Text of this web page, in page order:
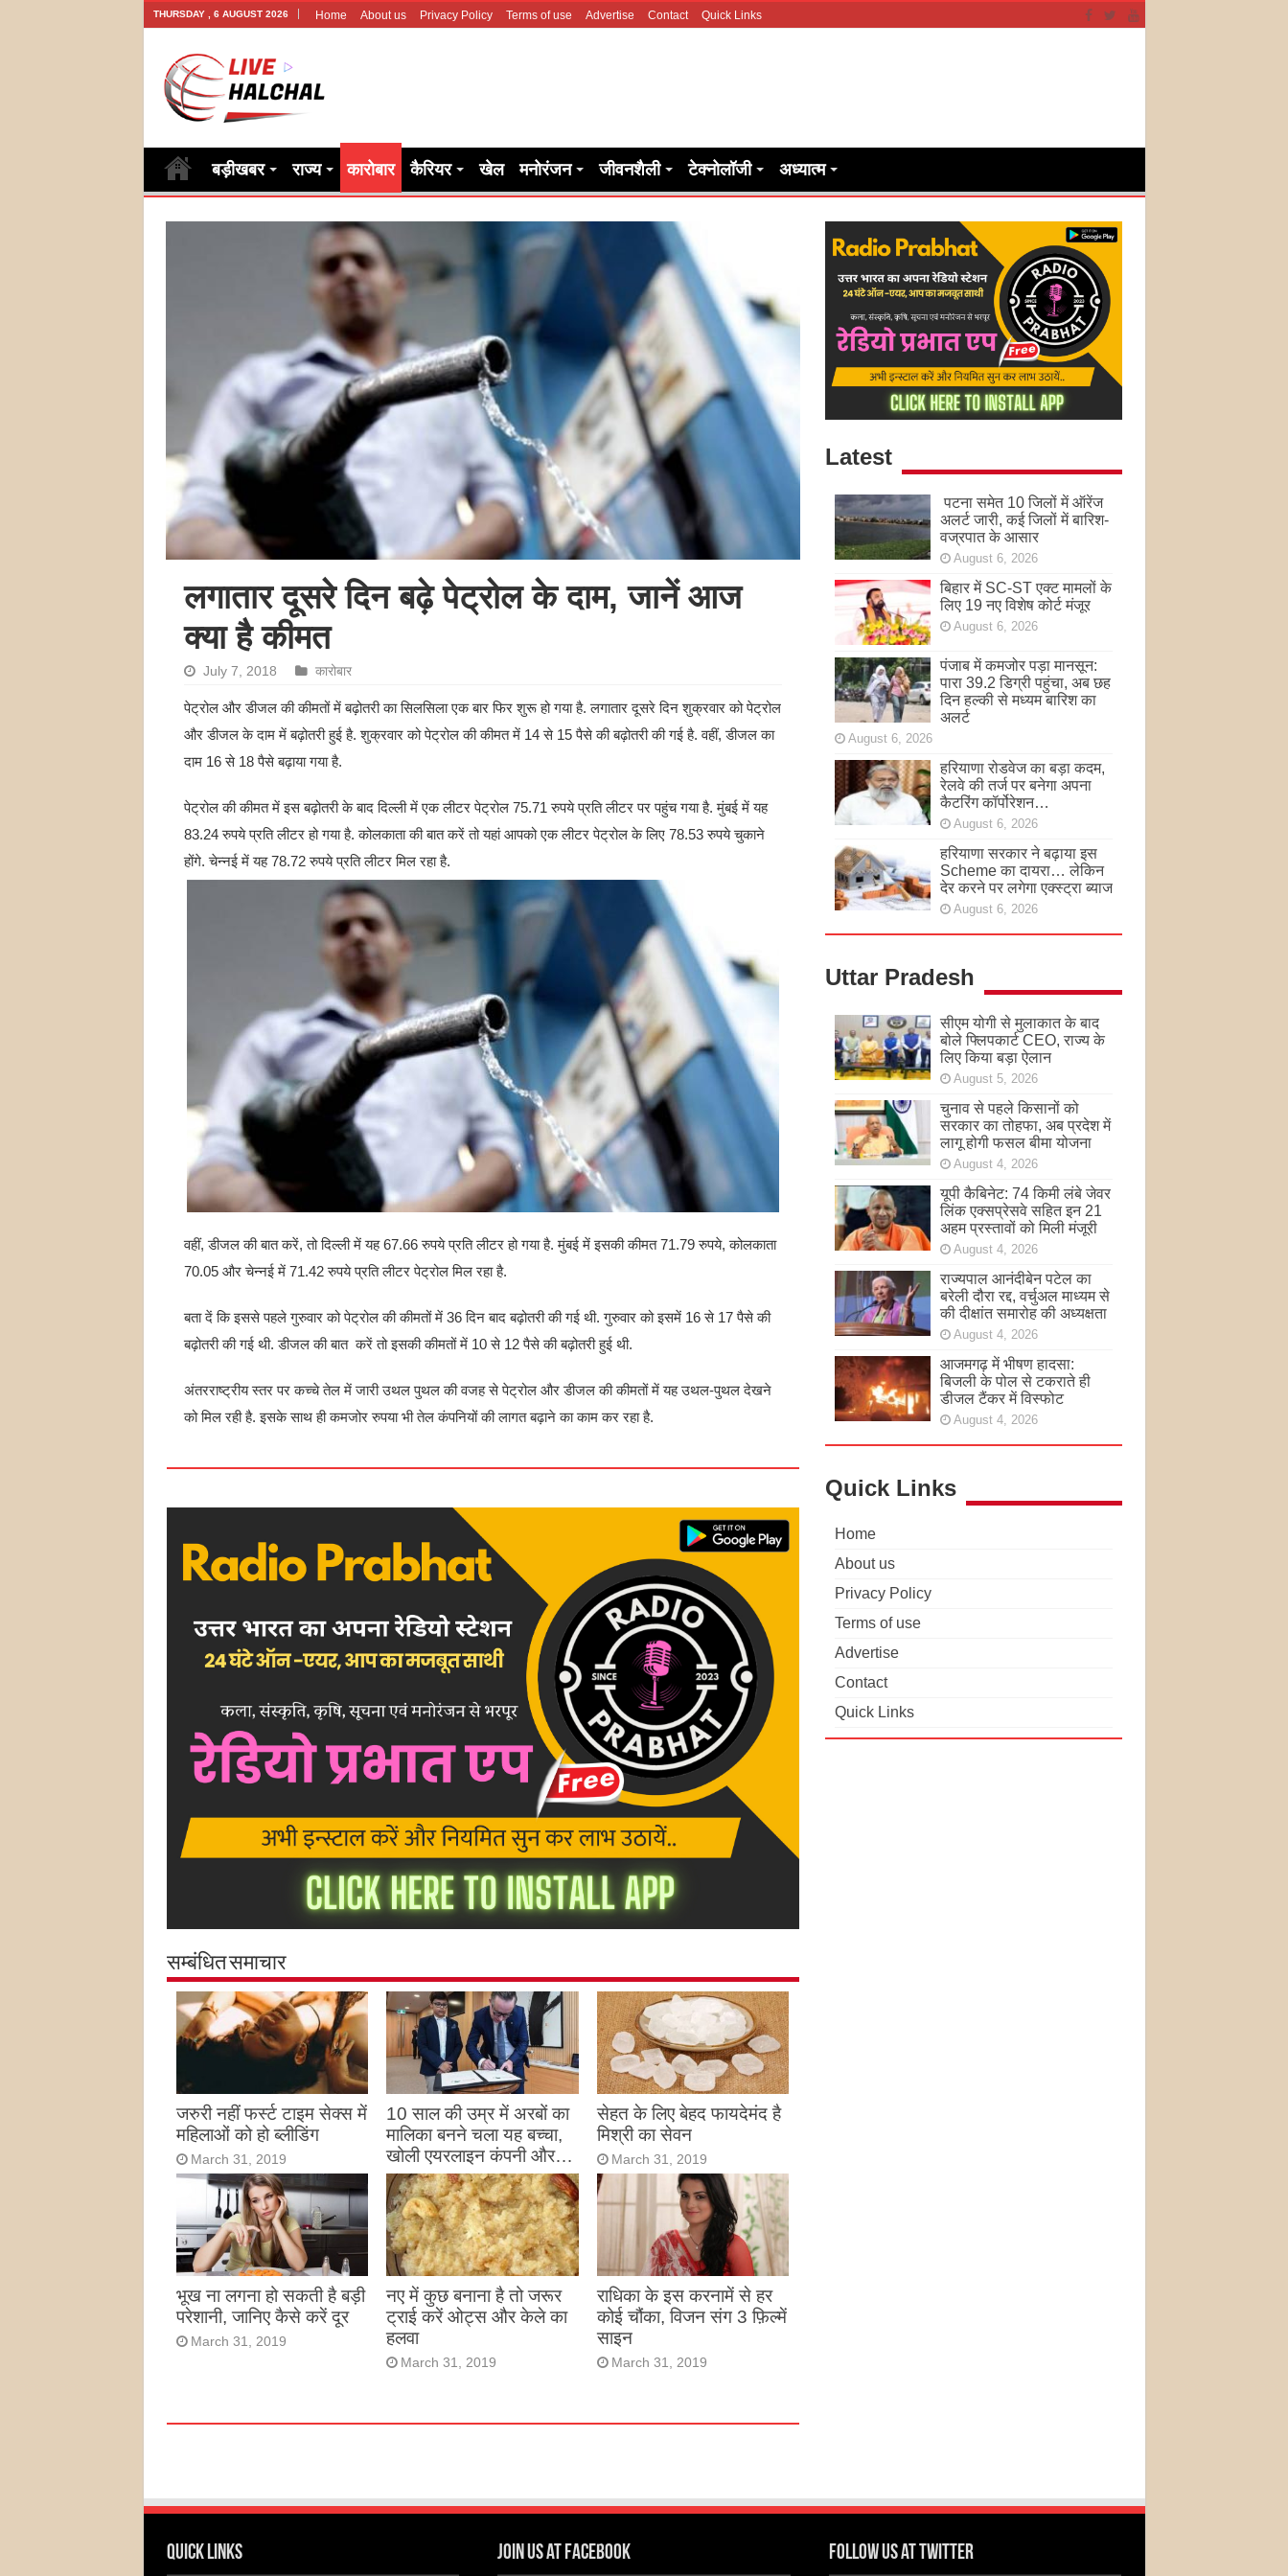
THURSDAY , 6 AUGUST 2026 Home About us Privacy Policy Terms of use Advertise Contact Quick Links
बड़ीखबर राज्य कारोबार कैरियर खेल मनोरंजन जीवनशैली टेक्नोलॉजी अध्यात्म
लगातार दूसरे दिन बढ़े पेट्रोल के दाम, जानें आज
क्या है कीमत
July 7, 2018 कारोबार
पेट्रोल और डीजल की कीमतों में बढ़ोतरी का सिलसिला एक बार फिर शुरू हो गया है. लगातार दूसरे दिन शुक्रवार को पेट्रोल
और डीजल के दाम में बढ़ोतरी हुई है. शुक्रवार को पेट्रोल की कीमत में 14 से 15 पैसे की बढ़ोतरी की गई है. वहीं, डीजल का
दाम 16 से 18 पैसे बढ़ाया गया है.
पेट्रोल की कीमत में इस बढ़ोतरी के बाद दिल्ली में एक लीटर पेट्रोल 75.71 रुपये प्रति लीटर पर पहुंच गया है. मुंबई में यह
83.24 रुपये प्रति लीटर हो गया है. कोलकाता की बात करें तो यहां आपको एक लीटर पेट्रोल के लिए 78.53 रुपये चुकाने
होंगे. चेन्नई में यह 78.72 रुपये प्रति लीटर मिल रहा है.
वहीं, डीजल की बात करें, तो दिल्ली में यह 67.66 रुपये प्रति लीटर हो गया है. मुंबई में इसकी कीमत 71.79 रुपये, कोलकाता
70.05 और चेन्नई में 71.42 रुपये प्रति लीटर पेट्रोल मिल रहा है.
बता दें कि इससे पहले गुरुवार को पेट्रोल की कीमतों में 36 दिन बाद बढ़ोतरी की गई थी. गुरुवार को इसमें 16 से 17 पैसे की
बढ़ोतरी की गई थी. डीजल की बात करें तो इसकी कीमतों में 10 से 12 पैसे की बढ़ोतरी हुई थी.
अंतरराष्ट्रीय स्तर पर कच्चे तेल में जारी उथल पुथल की वजह से पेट्रोल और डीजल की कीमतों में यह उथल-पु‍थल देखने
को मिल रही है. इसके साथ ही कमजोर रुपया भी तेल कंपनियों की लागत बढ़ाने का काम कर रहा है.
सम्बंधित समाचार
जरुरी नहीं फर्स्ट टाइम सेक्स में
महिलाओं को हो ब्लीडिंग
March 31, 2019
10 साल की उम्र में अरबों का
मालिका बनने चला यह बच्चा,
खोली एयरलाइन कंपनी और…
March 31, 2019
सेहत के लिए बेहद फायदेमंद है
मिश्री का सेवन
March 31, 2019
भूख ना लगना हो सकती है बड़ी
परेशानी, जानिए कैसे करें दूर
March 31, 2019
नए में कुछ बनाना है तो जरूर
ट्राई करें ओट्स और केले का
हलवा
March 31, 2019
राधिका के इस करनामें से हर
कोई चौंका, विजन संग 3 फ़िल्में
साइन
March 31, 2019
Latest
पटना समेत 10 जिलों में ऑरेंज
अलर्ट जारी, कई जिलों में बारिश-
वज्रपात के आसार
August 6, 2026
बिहार में SC-ST एक्ट मामलों के
लिए 19 नए विशेष कोर्ट मंजूर
August 6, 2026
पंजाब में कमजोर पड़ा मानसून:
पारा 39.2 डिग्री पहुंचा, अब छह
दिन हल्की से मध्यम बारिश का
अलर्ट
August 6, 2026
हरियाणा रोडवेज का बड़ा कदम,
रेलवे की तर्ज पर बनेगा अपना
कैटरिंग कॉर्पोरेशन…
August 6, 2026
हरियाणा सरकार ने बढ़ाया इस
Scheme का दायरा… लेकिन
देर करने पर लगेगा एक्स्ट्रा ब्याज
August 6, 2026
Uttar Pradesh
सीएम योगी से मुलाकात के बाद
बोले फ्लिपकार्ट CEO, राज्य के
लिए किया बड़ा ऐलान
August 5, 2026
चुनाव से पहले किसानों को
सरकार का तोहफा, अब प्रदेश में
लागू होगी फसल बीमा योजना
August 4, 2026
यूपी कैबिनेट: 74 किमी लंबे जेवर
लिंक एक्सप्रेसवे सहित इन 21
अहम प्रस्तावों को मिली मंजूरी
August 4, 2026
राज्यपाल आनंदीबेन पटेल का
बरेली दौरा रद्द, वर्चुअल माध्यम से
की दीक्षांत समारोह की अध्यक्षता
August 4, 2026
आजमगढ़ में भीषण हादसा:
बिजली के पोल से टकराते ही
डीजल टैंकर में विस्फोट
August 4, 2026
Quick Links
Home
About us
Privacy Policy
Terms of use
Advertise
Contact
Quick Links
Quick Links Join us at Facebook Follow us at Twitter